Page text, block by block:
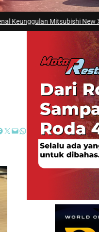
Mitsubishi New Xforce HEV,
Twitter Mail WhatsApp